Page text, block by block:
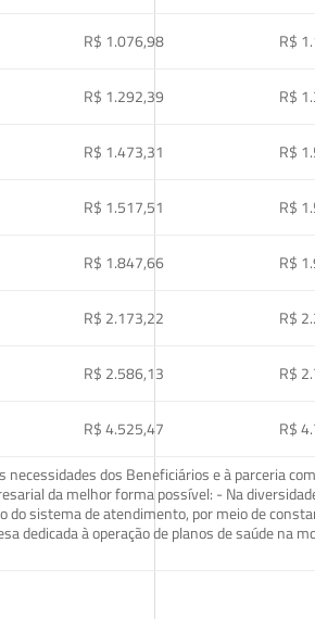
R$ 1.076,98
R$
R$ 1.292,39
R$
R$ 1.473,31
R$
R$ 1.517,51
R$
R$ 1.847,66
R$
R$ 2.173,22
R$
R$ 2.586,13
R$
R$ 4.525,47
R$
dos Beneficiários e à parceria
da melhor forma possível: - Na
do sistema de atendimento, por meio de
à operação de planos de saúde na